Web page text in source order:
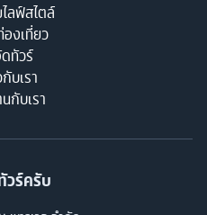
ลฟ์สไตล์
งเที่ยว
ทัวร์
บเรา
กับเรา
ร์ครับ